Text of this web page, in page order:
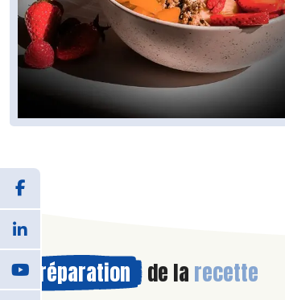
Préparation de la recette